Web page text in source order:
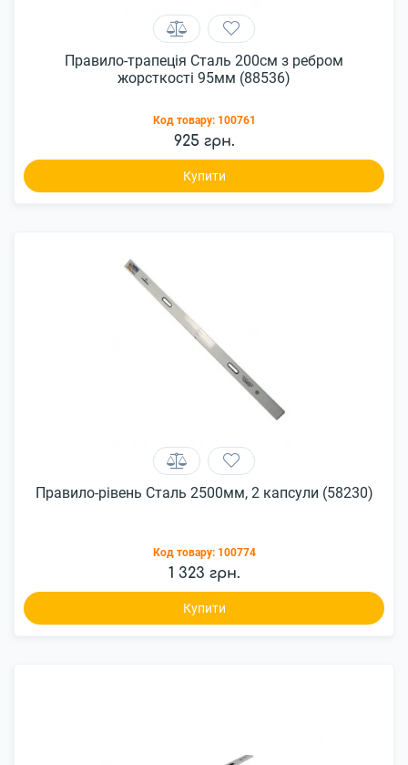
Правило-трапеція Сталь 200см з ребром
жорсткості 95мм (88536)
Код товару: 100761
925 грн.
Купити
Правило-рівень Сталь 2500мм, 2 капсули (58230)
Код товару: 100774
1 323 грн.
Купити